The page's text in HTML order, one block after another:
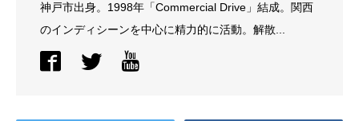
神戸市出身。1998年「Commercial Drive」結成。関西
のインディシーンを中心に精力的に活動。解散...